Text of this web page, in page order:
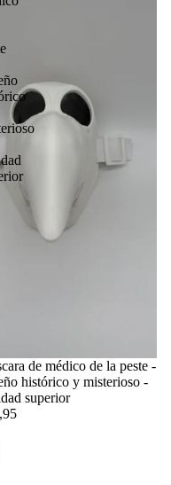
de médico de la peste -
histórico y misterioso -
superior